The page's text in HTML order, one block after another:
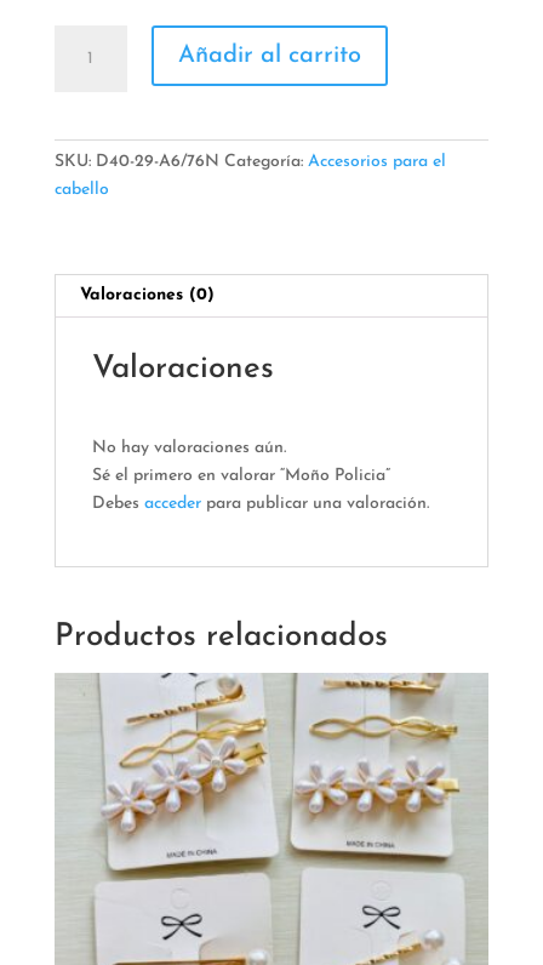
Policia
Añadir al carrito
SKU: D40-29-A6/76N Categoría: Accesorios para el
cabello
Valoraciones (0)
Valoraciones
No hay valoraciones aún.
Sé el primero en valorar “Moño Policia”
Debes accederpara publicar una valoración.
Productos relacionados